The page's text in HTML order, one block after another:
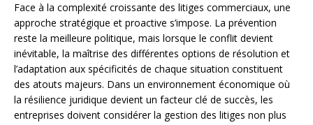
Face à la complexité croissante des litiges commerciaux, une
approche stratégique et proactive s’impose. La prévention
reste la meilleure politique, mais lorsque le conflit devient
inévitable, la maîtrise des différentes options de résolution et
l’adaptation aux spécificités de chaque situation constituent
des atouts majeurs. Dans un environnement économique où
la résilience juridique devient un facteur clé de succès, les
entreprises doivent considérer la gestion des litiges non plus